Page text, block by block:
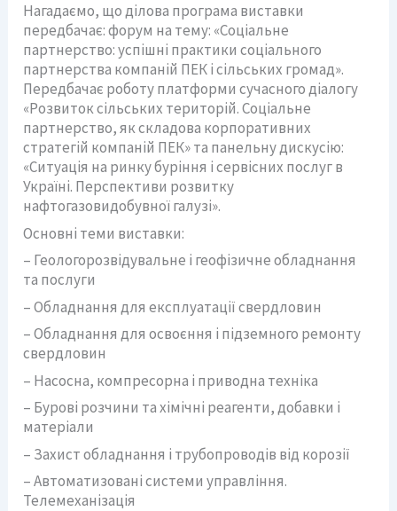
Нагадаємо, що ділова програма виставки
передбачає: форум на тему: «Соціальне
партнерство: успішні практики соціального
партнерства компаній ПЕК і сільських громад».
Передбачає роботу платформи сучасного діалогу
«Розвиток сільських територій. Соціальне
партнерство, як складова корпоративних
стратегій компаній ПЕК» та панельну дискусію:
«Ситуація на ринку буріння і сервісних послуг в
Україні. Перспективи розвитку
нафтогазовидобувної галузі».
Основні теми виставки:
– Геологорозвідувальне і геофізичне обладнання
та послуги
– Обладнання для експлуатації свердловин
– Обладнання для освоєння і підземного ремонту
свердловин
– Насосна, компресорна і приводна техніка
– Бурові розчини та хімічні реагенти, добавки і
матеріали
– Захист обладнання і трубопроводів від корозії
– Автоматизовані системи управління.
Телемеханізація